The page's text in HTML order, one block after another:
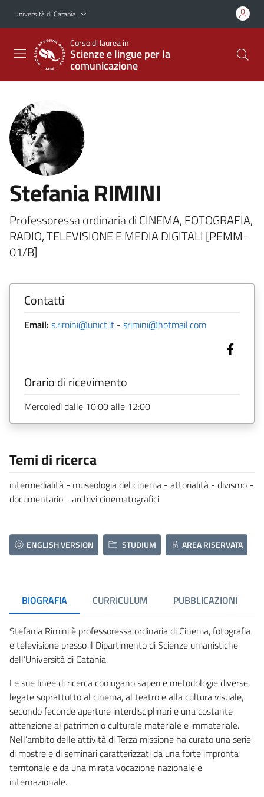
Vai al contenuto principale
Vai al menu di navigazione
Università di Catania
Corso di laurea in
Scienze e lingue per la
comunicazione
Stefania RIMINI
Professoressa ordinaria di CINEMA, FOTOGRAFIA,
RADIO, TELEVISIONE E MEDIA DIGITALI [PEMM-
01/B]
Contatti
Email: s.rimini@unict.it - srimini@hotmail.com
Orario di ricevimento
Mercoledì dalle 10:00 alle 12:00
Temi di ricerca
intermedialità - museologia del cinema - attorialità - divismo -
documentario - archivi cinematografici
ENGLISH VERSION STUDIUM AREA RISERVATA
BIOGRAFIA CURRICULUM PUBBLICAZIONI
Stefania Rimini è professoressa ordinaria di Cinema, fotografia
e televisione presso il Dipartimento di Scienze umanistiche
dell’Università di Catania.
Le sue linee di ricerca coniugano saperi e metodologie diverse,
legate soprattutto al cinema, al teatro e alla cultura visuale,
secondo feconde aperture interdisciplinari e una costante
attenzione al patrimonio culturale materiale e immateriale.
Nell’ambito delle attività di Terza missione ha curato una serie
di mostre e di seminari caratterizzati da una forte impronta
territoriale e da una mirata vocazione nazionale e
internazionale.